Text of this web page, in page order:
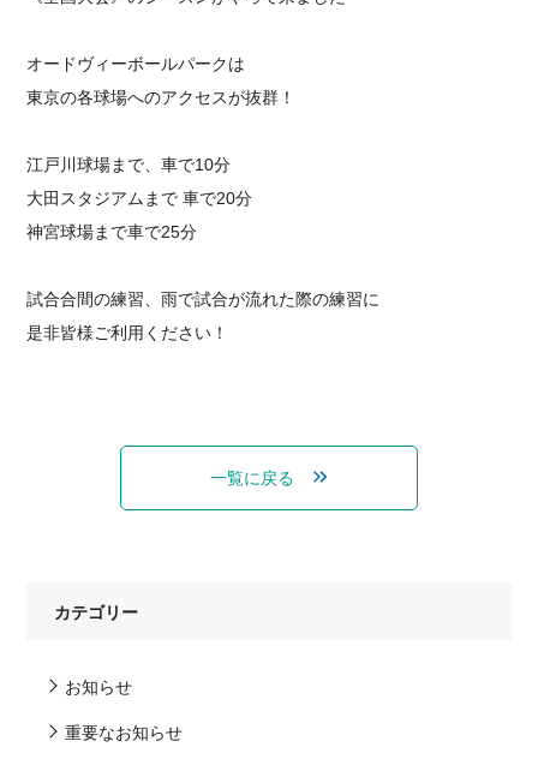
オードヴィーボールパークは
東京の各球場へのアクセスが抜群！
江戸川球場まで、車で10分
大田スタジアムまで 車で20分
神宮球場まで車で25分
試合合間の練習、雨で試合が流れた際の練習に
是非皆様ご利用ください！
一覧に戻る
カテゴリー
お知らせ
重要なお知らせ